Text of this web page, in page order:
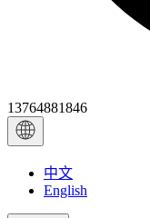
13764881846
中文
English